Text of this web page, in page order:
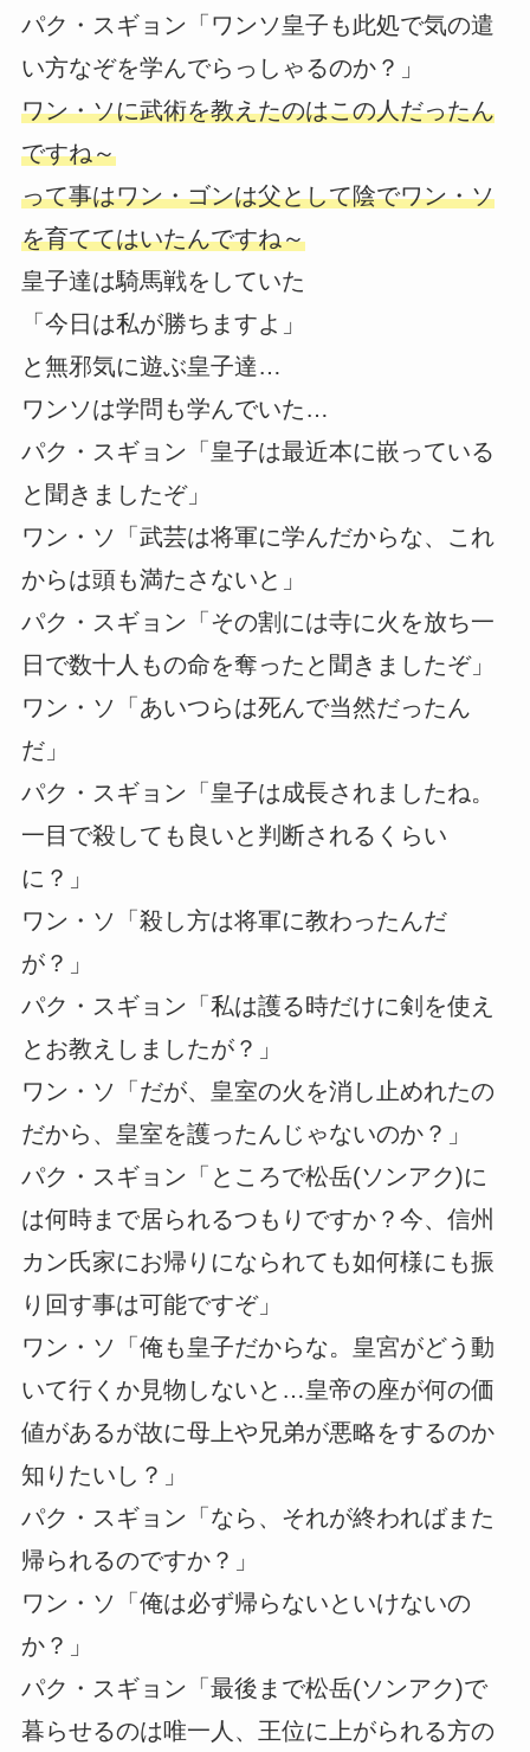
パク・スギョン「ワンソ皇子も此処で気の遣
い方なぞを学んでらっしゃるのか？」
ワン・ソに武術を教えたのはこの人だったん
ですね～
って事はワン・ゴンは父として陰でワン・ソ
を育ててはいたんですね～
皇子達は騎馬戦をしていた
「今日は私が勝ちますよ」
と無邪気に遊ぶ皇子達…
ワンソは学問も学んでいた…
パク・スギョン「皇子は最近本に嵌っている
と聞きましたぞ」
ワン・ソ「武芸は将軍に学んだからな、これ
からは頭も満たさないと」
パク・スギョン「その割には寺に火を放ち一
日で数十人もの命を奪ったと聞きましたぞ」
ワン・ソ「あいつらは死んで当然だったん
だ」
パク・スギョン「皇子は成長されましたね。
一目で殺しても良いと判断されるくらい
に？」
ワン・ソ「殺し方は将軍に教わったんだ
が？」
パク・スギョン「私は護る時だけに剣を使え
とお教えしましたが？」
ワン・ソ「だが、皇室の火を消し止めれたの
だから、皇室を護ったんじゃないのか？」
パク・スギョン「ところで松岳(ソンアク)に
は何時まで居られるつもりですか？今、信州
カン氏家にお帰りになられても如何様にも振
り回す事は可能ですぞ」
ワン・ソ「俺も皇子だからな。皇宮がどう動
いて行くか見物しないと…皇帝の座が何の価
値があるが故に母上や兄弟が悪略をするのか
知りたいし？」
パク・スギョン「なら、それが終わればまた
帰られるのですか？」
ワン・ソ「俺は必ず帰らないといけないの
か？」
パク・スギョン「最後まで松岳(ソンアク)で
暮らせるのは唯一人、王位に上がられる方の